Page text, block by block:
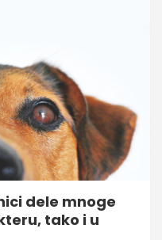
dele mnoge
tako i u